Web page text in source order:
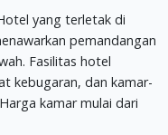
yang terletak di
pemandangan
Fasilitas hotel
kebugaran, dan kamar-
kamar mulai dari